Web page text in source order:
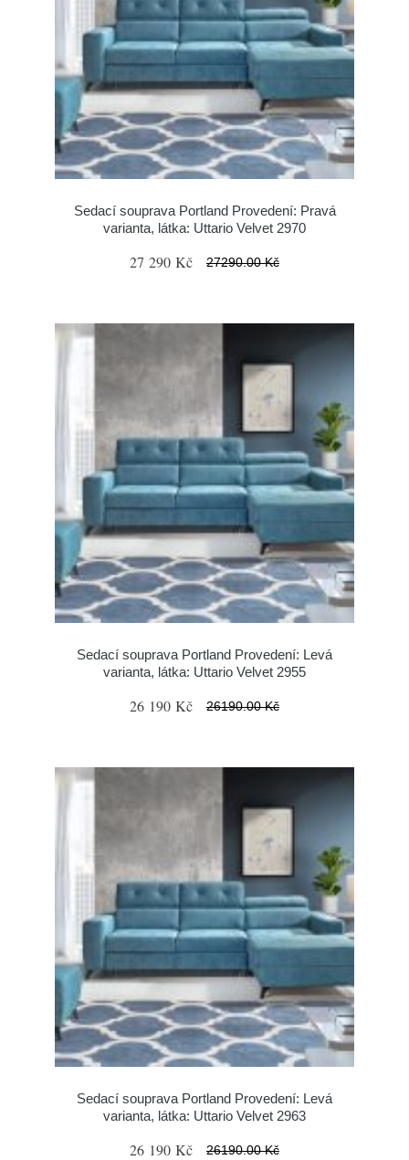
Sedací souprava Portland Provedení: Pravá
varianta, látka: Uttario Velvet 2970
27 290 Kč 27290.00 Kč
Sedací souprava Portland Provedení: Levá
varianta, látka: Uttario Velvet 2955
26 190 Kč 26190.00 Kč
Sedací souprava Portland Provedení: Levá
varianta, látka: Uttario Velvet 2963
26 190 Kč 26190.00 Kč